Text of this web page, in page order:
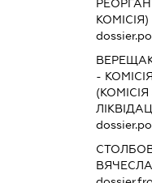
КОМІСІЯ)
-
(КОМІСІЯ